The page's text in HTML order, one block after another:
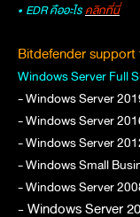
• EDR คืออะไร คลิกที่นี่
Bitdefender support
Windows Server Full
- Windows Server
- Windows Server
- Windows Server
- Windows Small
- Windows Server
- Windows Server